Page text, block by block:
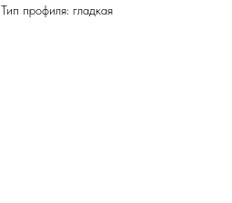
Тип профиля: гладкая